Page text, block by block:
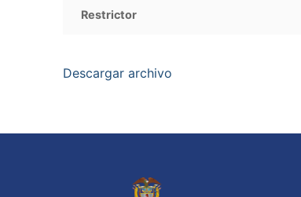
Restrictor
Descargar archivo